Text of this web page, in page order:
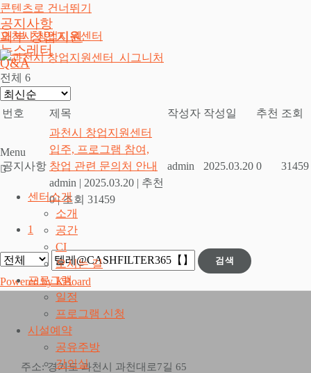
콘텐츠로 건너뛰기
과천시 창업지원센터
Menu
센터소개
소개
공간
CI
오시는 길
프로그램
일정
프로그램 신청
시설예약
공유주방
강의실
공지사항
외부 창업지원
뉴스레터
Q&A
전체 6
번호 제목 작성자 작성일 추천 조회
공지사항
과천시 창업지원센터
입주, 프로그램 참여,
창업 관련 문의처 안내
admin | 2025.03.20 | 추천
0 | 조회 31459
admin 2025.03.20 0 31459
1
검색
Powered by KBoard
주소: 경기도 과천시 과천대로7길 65